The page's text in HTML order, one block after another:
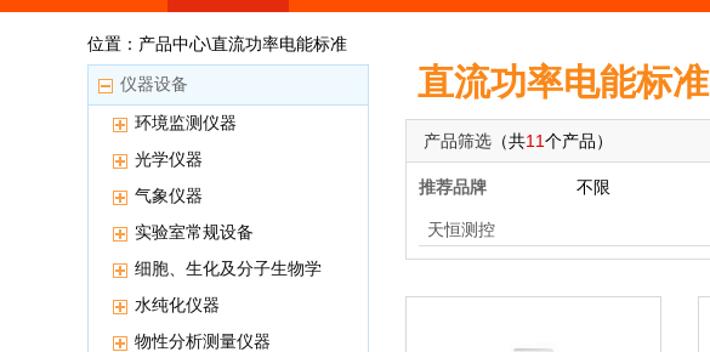
位置：产品中心\直流功率电能标准
仪器设备
环境监测仪器
光学仪器
气象仪器
实验室常规设备
细胞、生化及分子生物学
用仪器水纯化仪器
物性分析测量仪器
直流功率电能标准
产品筛选 （共11个产品）
推荐品牌 不限
天恒测控